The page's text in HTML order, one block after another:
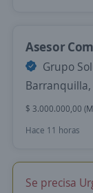
Asesor
Grupo
$ 3.000.000,00
Hace 11 horas
Se precisa